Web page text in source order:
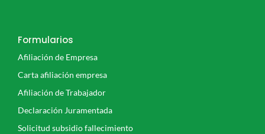
o
-
f
r
Formularios
Afiliación de Empresa
Carta afiliación empresa
Afiliación de Trabajador
Declaración Juramentada
Solicitud subsidio fallecimiento